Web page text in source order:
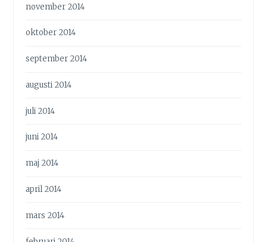
november 2014
oktober 2014
september 2014
augusti 2014
juli 2014
juni 2014
maj 2014
april 2014
mars 2014